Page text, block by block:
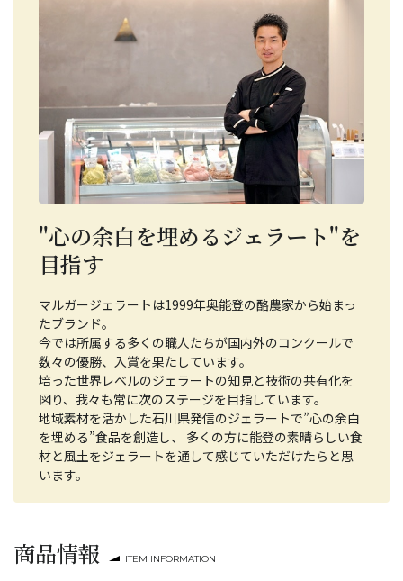
"心の余白を埋めるジェラート"を
目指す
マルガージェラートは1999年奥能登の酪農家から始まっ
たブランド。
今では所属する多くの職人たちが国内外のコンクールで
数々の優勝、入賞を果たしています。
培った世界レベルのジェラートの知見と技術の共有化を
図り、我々も常に次のステージを目指しています。
地域素材を活かした石川県発信のジェラートで”心の余白
を埋める”食品を創造し、 多くの方に能登の素晴らしい食
材と風土をジェラートを通して感じていただけたらと思
います。
商品情報 ITEM INFORMATION